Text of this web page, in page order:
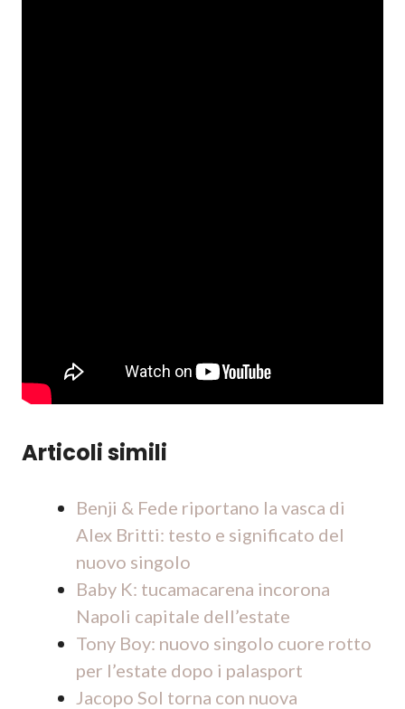
Articoli simili
Benji & Fede riportano la vasca di
Alex Britti: testo e significato del
nuovo singolo
Baby K: tucamacarena incorona
Napoli capitale dell’estate
Tony Boy: nuovo singolo cuore rotto
per l’estate dopo i palasport
Jacopo Sol torna con nuova